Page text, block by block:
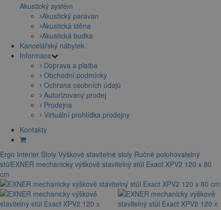
Akustický systém
Akustický paravan
Akustická stěna
Akustická budka
Kancelářský nábytek
Informace
Doprava a platba
Obchodní podmínky
Ochrana osobních údajů
Autorizovaný prodej
Prodejna
Virtuální prohlídka prodejny
Kontakty
Ergo Interier Stoly Výškově stavitelné stoly Ručně polohovatelný
stůlEXNER mechanicky výškově stavitelný stůl Exact XPV2 120 x 80
cm